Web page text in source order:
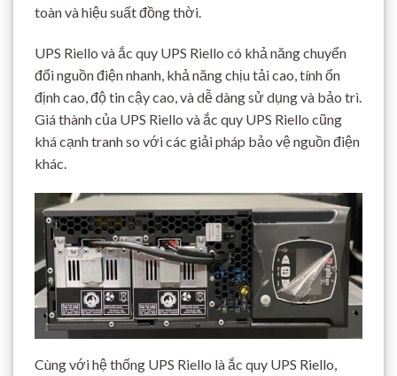
toàn và hiệu suất đồng thời.
UPS Riello và ắc quy UPS Riello có khả năng chuyển
đổi nguồn điện nhanh, khả năng chịu tải cao, tính ổn
định cao, độ tin cậy cao, và dễ dàng sử dụng và bảo trì.
Giá thành của UPS Riello và ắc quy UPS Riello cũng
khá cạnh tranh so với các giải pháp bảo vệ nguồn điện
khác.
Cùng với hệ thống UPS Riello là ắc quy UPS Riello,